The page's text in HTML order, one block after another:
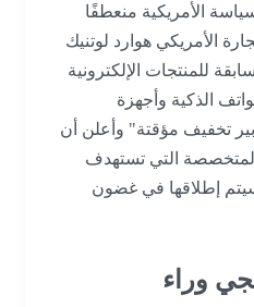
السياسة الأمريكية منعطفًا
هوارد لوتنيك
للمنتجات الإلكترونية
الذكية وأجهزة
تخفيف مؤقتة" وأعلن أن
التي تستهدف
إطلاقها في غضون
وراء